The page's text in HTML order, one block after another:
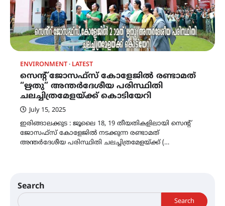
ENVIRONMENT LATEST
സെൻ്റ് ജോസഫ്സ് കോളേജിൽ രണ്ടാമത്
“ഋതു” അന്തർദേശീയ പരിസ്ഥിതി
ചലച്ചിത്രമേളയ്ക്ക് കൊടിയേറി
July 15, 2025
ഇരിങ്ങാലക്കുട : ജൂലൈ 18, 19 തീയതികളിലായി സെൻ്റ്
ജോസഫ്സ് കോളേജിൽ നടക്കുന്ന രണ്ടാമത്
അന്തർദേശീയ പരിസ്ഥിതി ചലച്ചിത്രമേളയ്ക്ക് (…
Search
Search